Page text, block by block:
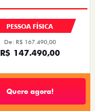
PESSOA FÍSICA
De: R$ 167.490,00
R$ 147.490,00
Quero agora!